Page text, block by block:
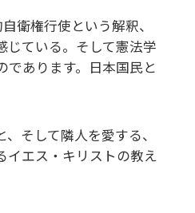
衛権行使という解釈、
じている。そして憲法学
であります。日本国民と
そして隣人を愛する、
イエス・キリストの教え